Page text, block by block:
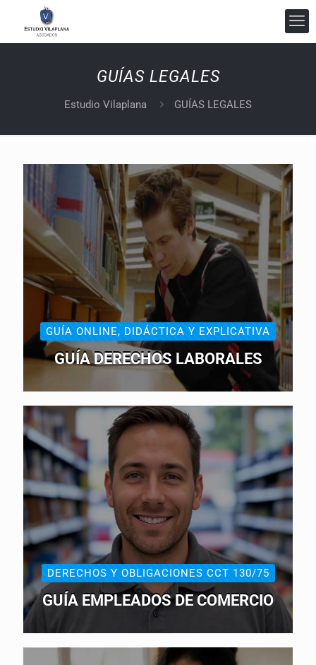
GUÍAS LEGALES
Estudio Vilaplana GUÍAS LEGALES
GUÍA ONLINE, DIDÁCTICA Y EXPLICATIVA
GUÍA DERECHOS LABORALES
DERECHOS Y OBLIGACIONES CCT 130/75
GUÍA EMPLEADOS DE COMERCIO
En línea